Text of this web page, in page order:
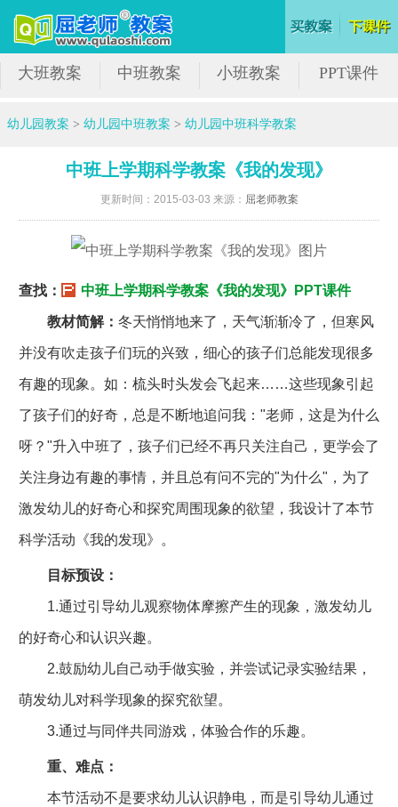
大班教案 中班教案 小班教案 PPT课件
幼儿园教案 >幼儿园中班教案 >幼儿园中班科学教案
中班上学期科学教案《我的发现》
更新时间：2015-03-03 来源： 屈老师教案
查找： 中班上学期科学教案《我的发现》PPT课件
教材简解： 冬天悄悄地来了，天气渐渐冷了，但寒风
并没有吹走孩子们玩的兴致，细心的孩子们总能发现很多
有趣的现象。如：梳头时头发会飞起来……这些现象引起
了孩子们的好奇，总是不断地追问我："老师，这是为什么
呀？"升入中班了，孩子们已经不再只关注自己，更学会了
关注身边有趣的事情，并且总有问不完的"为什么"，为了
激发幼儿的好奇心和探究周围现象的欲望，我设计了本节
科学活动《我的发现》。
目标预设：
1.通过引导幼儿观察物体摩擦产生的现象，激发幼儿
的好奇心和认识兴趣。
2.鼓励幼儿自己动手做实验，并尝试记录实验结果，
萌发幼儿对科学现象的探究欲望。
3.通过与同伴共同游戏，体验合作的乐趣。
重、难点：
本节活动不是要求幼儿认识静电，而是引导幼儿通过